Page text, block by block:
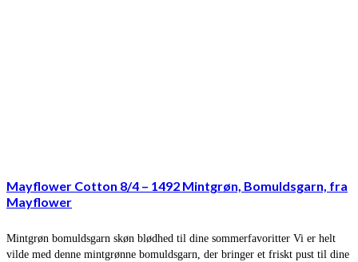
Mayflower Cotton 8/4 – 1492 Mintgrøn, Bomuldsgarn, fra
Mayflower
Mintgrøn bomuldsgarn skøn blødhed til dine sommerfavoritter Vi er helt
vilde med denne mintgrønne bomuldsgarn, der bringer et friskt pust til dine